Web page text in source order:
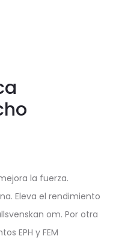
la fuerza.
Eleva el rendimiento
om. Por otra
EPH y FEM